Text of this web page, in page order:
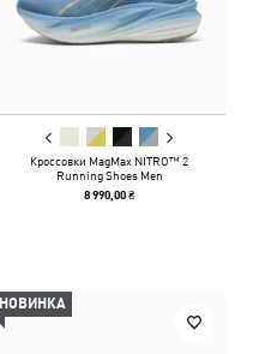
Кроссовки MagMax NITRO™ 2
Running Shoes Men
8 990,00 ₴
НОВИНКА